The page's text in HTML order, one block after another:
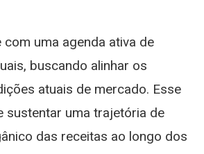
uma agenda ativa de
buscando alinhar os
atuais de mercado. Esse
sustentar uma trajetória de
das receitas ao longo dos